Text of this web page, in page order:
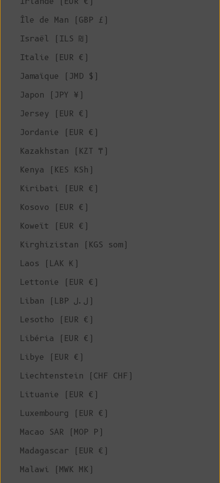
Île de Man (GBP £)
Israël (ILS ₪)
Italie (EUR €)
Jamaïque (JMD $)
Japon (JPY ¥)
Jersey (EUR €)
Jordanie (EUR €)
Kazakhstan (KZT ₸)
Kenya (KES KSh)
Kiribati (EUR €)
Kosovo (EUR €)
Koweït (EUR €)
Kirghizistan (KGS som)
Laos (LAK ₭)
Lettonie (EUR €)
Liban (LBP ل.ل)
Lesotho (EUR €)
Libéria (EUR €)
Libye (EUR €)
Liechtenstein (CHF CHF)
Lituanie (EUR €)
Luxembourg (EUR €)
Macao SAR (MOP P)
Madagascar (EUR €)
Malawi (MWK MK)